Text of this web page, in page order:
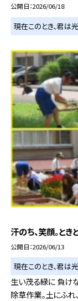
公開日 2026/06/18
現在このとき、君は
汗のち、笑顔。とき
公開日 2026/06/13
現在このとき、君は
生い茂る緑に 負け
除草作業。土にふれ